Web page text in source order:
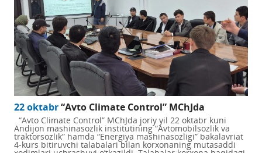
22 oktabr“Avto Climate Control” MChJda
“Avto Climate Control” MChJda joriy yil 22 oktabr kuni
Andijon mashinasozlik institutining “Avtomobilsozlik va
traktorsozlik” hamda “Energiya mashinasozligi” bakalavriat
4-kurs bitiruvchi talabalari bilan korxonaning mutasaddi